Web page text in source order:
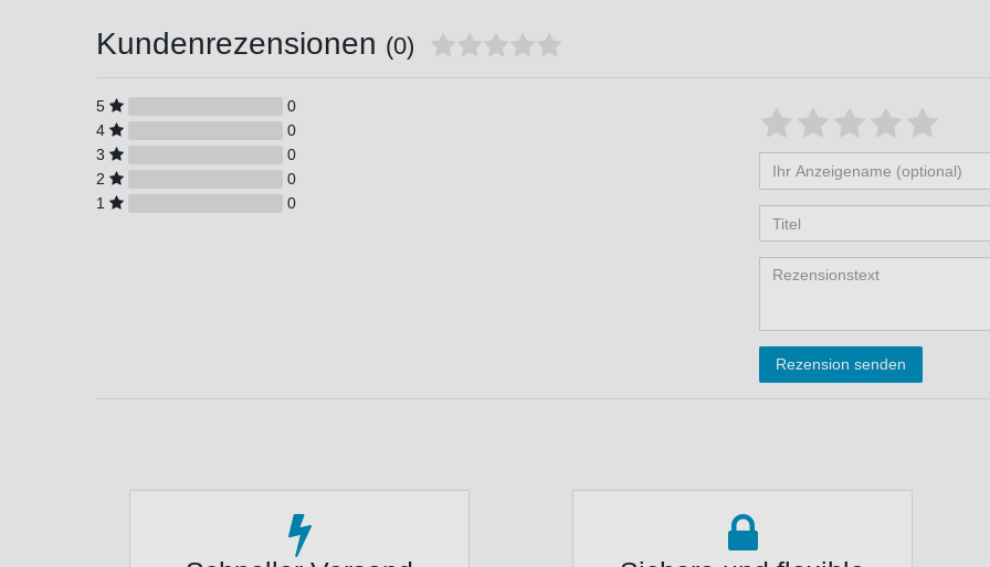
Kundenrezensionen (0)
5
0
4
0
3
0
2
0
1
0
Bewertungssterne
von
5
4
von
5
3
von
5
2
von
5
1
von
5
Anzeigename
(optional)
Rezension senden